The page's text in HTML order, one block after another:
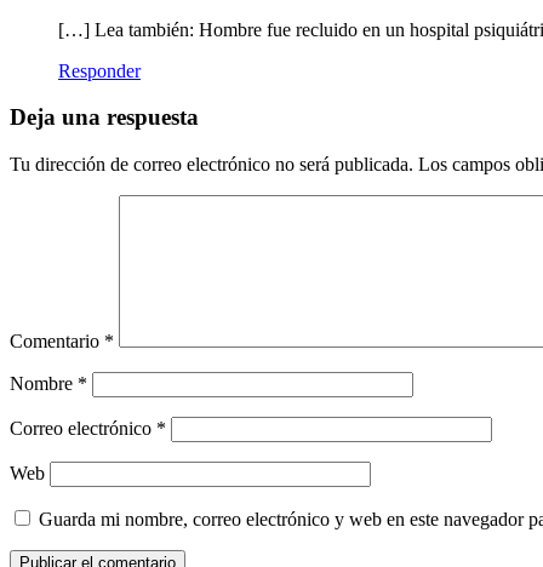
[…] Lea también: Hombre fue recluido en un hospital
Responder
Deja una respuesta
Tu dirección de correo electrónico no será publicada. Los campos
Comentario *
Nombre *
Correo electrónico *
Web
Guarda mi nombre, correo electrónico y web en este navegador